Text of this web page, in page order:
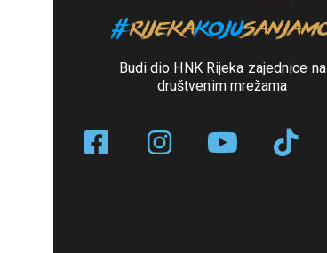
Budi dio HNK Rijeka zajednice na
društvenim mrežama